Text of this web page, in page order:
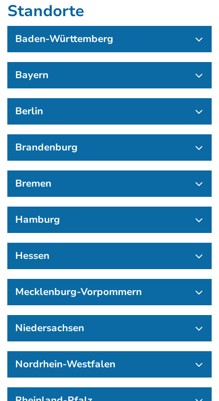
Standorte
Baden-Württemberg
Bayern
Berlin
Brandenburg
Bremen
Hamburg
Hessen
Mecklenburg-Vorpommern
Niedersachsen
Nordrhein-Westfalen